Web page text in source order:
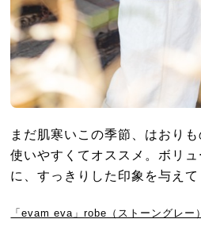
まだ肌寒いこの季節、はおり
使いやすくてオススメ。ボリ
に、すっきりした印象を与えて
「evam eva」robe（ストーングレー